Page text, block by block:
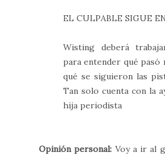
EL CULPABLE SIGUE
Wisting deberá
para entender qué
qué se siguieron las
Tan solo cuenta con la
hija periodista
Opinión personal: Voy a ir al